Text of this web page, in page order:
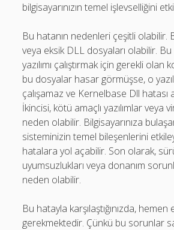
bilgisayarınızın temel işlevselliğini
Bu hatanın nedenleri çeşitli olabilir.
veya eksik DLL dosyaları olabilir.
yazılımı çalıştırmak için gerekli olan
bu dosyalar hasar görmüşse, o
çalışamaz ve Kernelbase Dll hatası
İkincisi, kötü amaçlı yazılımlar veya
neden olabilir. Bilgisayarınıza
sisteminizin temel bileşenlerini
hatalara yol açabilir. Son olarak,
uyumsuzlukları veya donanım
neden olabilir.
Bu hatayla karşılaştığınızda,
gerekmektedir. Çünkü bu sorunlar